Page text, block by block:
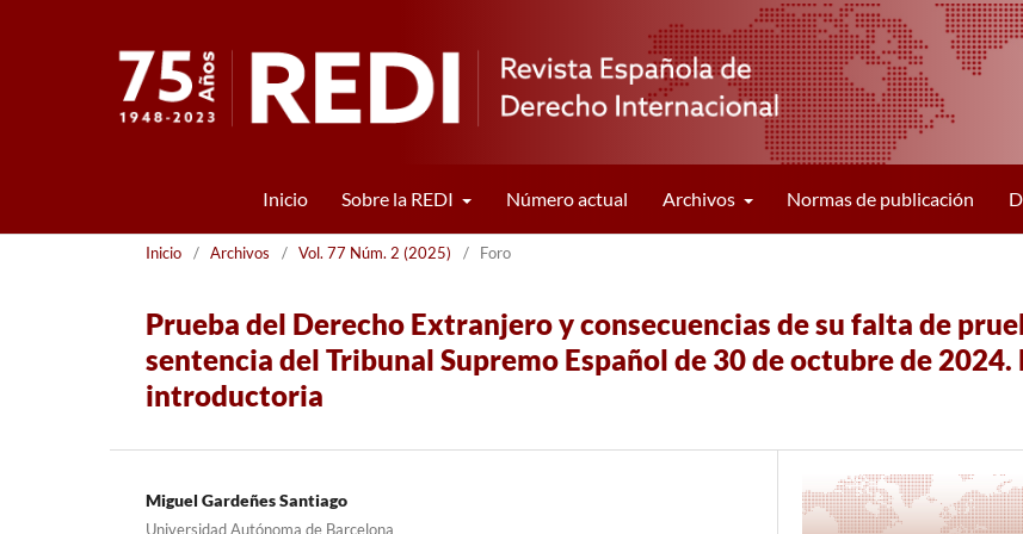
Inicio Sobre la REDI Número actual Archivos Normas de publicación
Inicio / Archivos / Vol. 77 Núm. 2 (2025) / Foro
Prueba del Derecho Extranjero y consecuencias de su falta de
sentencia del Tribunal Supremo Español de 30 de octubre de 2024.
introductoria
Miguel Gardeñes Santiago
Universidad Autónoma de Barcelona